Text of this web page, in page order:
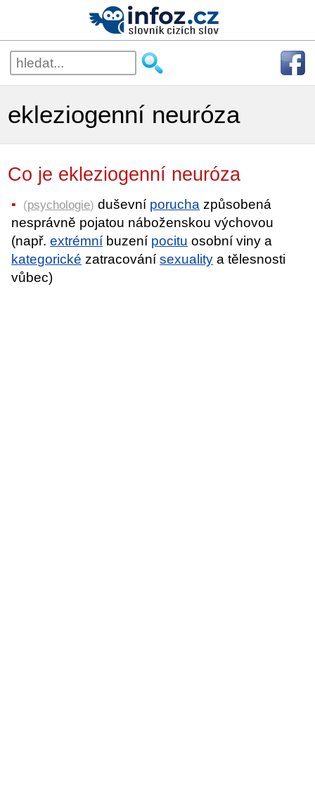
ekleziogenní neuróza
Co je ekleziogenní neuróza
(psychologie) duševní porucha způsobená
nesprávně pojatou náboženskou výchovou
(např.extrémní buzení pocitu osobní viny a
kategorické zatracovánísexuality a tělesnosti
vůbec)